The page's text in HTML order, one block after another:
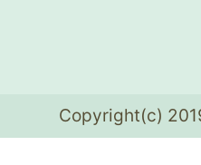
Copyright(c)